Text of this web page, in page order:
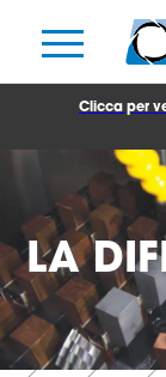
Clicca per
LA